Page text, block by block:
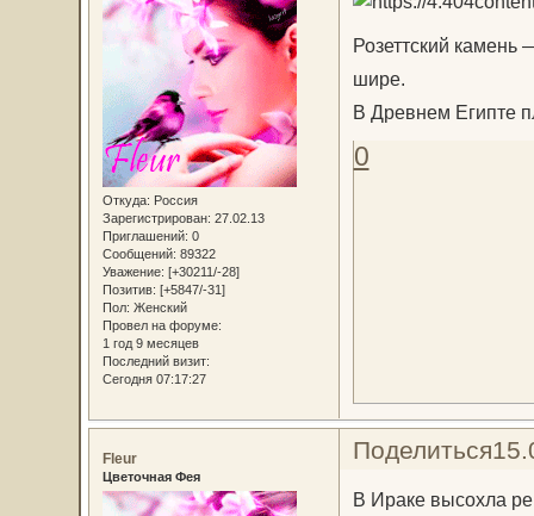
Откуда: Россия
Зарегистрирован: 27.02.13
Приглашений: 0
Сообщений: 89322
Уважение: [+30211/-28]
Позитив: [+5847/-31]
Пол: Женский
Провел на форуме:
1 год 9 месяцев
Последний визит:
Сегодня 07:17:27
Розеттский
шире.
В Древнем Египте
0
Поделиться
Fleur
Цветочная Фея
В Ираке высохла